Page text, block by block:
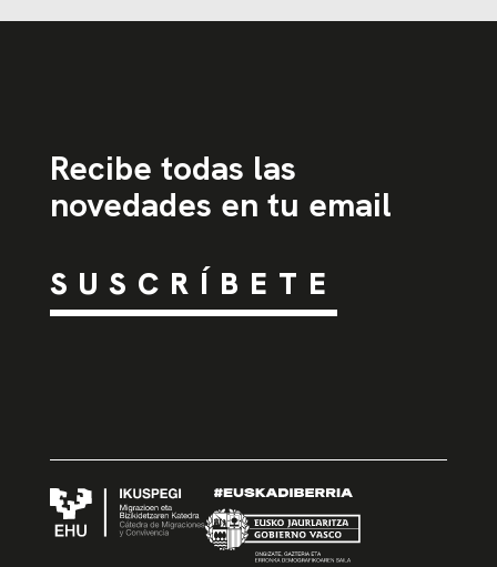
Recibe todas las
novedades en tu email
SUSCRÍBETE